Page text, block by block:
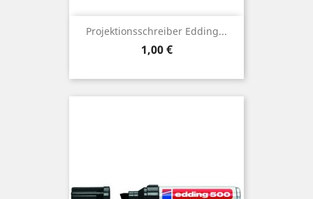
Projektionsschreiber Edding...
Preis
1,00 €